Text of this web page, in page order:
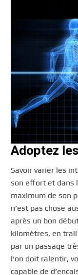
Adoptez
Savoir varier les
son effort et dans
maximum de son
n’est pas chose
après un bon
kilomètres, en
par un passage
l’on doit ralentir,
capable de